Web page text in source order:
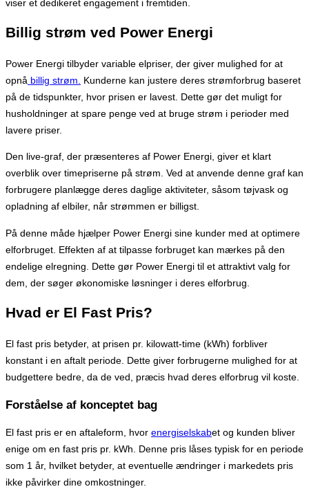
viser et dedikeret engagement i fremtiden.
Billig strøm ved Power Energi
Power Energi tilbyder variable elpriser, der giver mulighed for at
opnå billig strøm.
Kunderne kan justere deres strømforbrug baseret
på de tidspunkter, hvor prisen er lavest. Dette gør det muligt for
husholdninger at spare penge ved at bruge strøm i perioder med
lavere priser.
Den live-graf, der præsenteres af Power Energi, giver et klart
overblik over timepriserne på strøm. Ved at anvende denne graf kan
forbrugere planlægge deres daglige aktiviteter, såsom tøjvask og
opladning af elbiler, når strømmen er billigst.
På denne måde hjælper Power Energi sine kunder med at optimere
elforbruget. Effekten af at tilpasse forbruget kan mærkes på den
endelige elregning. Dette gør Power Energi til et attraktivt valg for
dem, der søger økonomiske løsninger i deres elforbrug.
Hvad er El Fast Pris?
El fast pris betyder, at prisen pr. kilowatt-time (kWh) forbliver
konstant i en aftalt periode. Dette giver forbrugerne mulighed for at
budgettere bedre, da de ved, præcis hvad deres elforbrug vil koste.
Forståelse af konceptet bag
El fast pris er en aftaleform, hvor energiselskabet og kunden bliver
enige om en fast pris pr. kWh. Denne pris låses typisk for en periode
som 1 år, hvilket betyder, at eventuelle ændringer i markedets pris
ikke påvirker dine omkostninger.